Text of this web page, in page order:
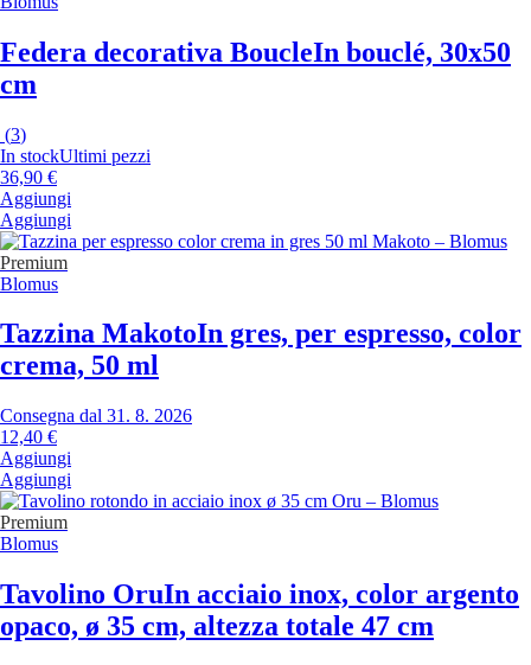
Federa decorativa BoucleIn bouclé, 30x50
cm
(3)
In stockUltimi pezzi
36,90 €
Aggiungi
Aggiungi
Premium
Blomus
Tazzina MakotoIn gres, per espresso, color
crema, 50 ml
Consegna dal 31. 8. 2026
12,40 €
Aggiungi
Aggiungi
Premium
Blomus
Tavolino OruIn acciaio inox, color argento
opaco, ø 35 cm, altezza totale 47 cm